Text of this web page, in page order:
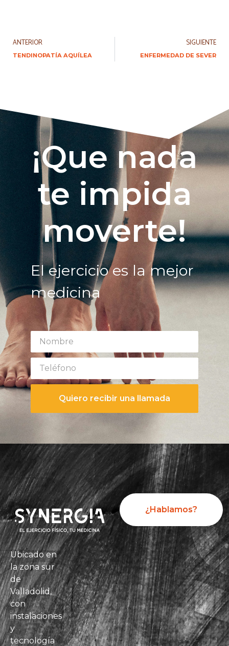
ANTERIOR
TENDINOPATÍA AQUÍLEA
SIGUIENTE
ENFERMEDAD DE SEVER
¡Que nada
te impida
moverte!
El ejercicio es la mejor
medicina
Quiero recibir una llamada
Ubicado en
la zona sur
de
Valladolid,
con
instalaciones
y
tecnología
¿Hablamos?